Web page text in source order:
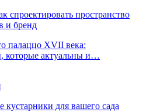
спроектировать пространство
и бренд
палаццо XVII века:
которые актуальны и…
кустарники для вашего сада